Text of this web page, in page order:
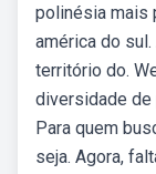
polinésia mais
américa do
território do.
diversidade de
Para quem
seja. Agora,